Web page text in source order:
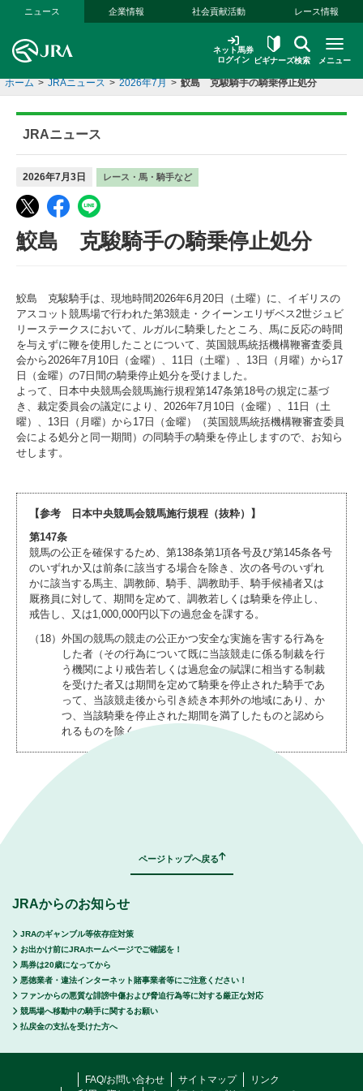
本文へ移動する
ニュース 企業情報 社会貢献活動 レース情報
ネット馬券
ログイン
ビギナーズ検索 メニュー
ホーム > JRAニュース > 2026年7月 > 鮫島 克駿騎手の騎乗停止処分
JRAニュース
2026年7月3日 レース・馬・騎手など
鮫島 克駿騎手の騎乗停止処分
鮫島 克駿騎手は、現地時間2026年6月20日（土曜）に、イギリスの
アスコット競馬場で行われた第3競走・クイーンエリザベス2世ジュビ
リーステークスにおいて、ルガルに騎乗したところ、馬に反応の時間
を与えずに鞭を使用したことについて、英国競馬統括機構鞭審査委員
会から2026年7月10日（金曜）、11日（土曜）、13日（月曜）から17
日（金曜）の7日間の騎乗停止処分を受けました。
よって、日本中央競馬会競馬施行規程第147条第18号の規定に基づ
き、裁定委員会の議定により、2026年7月10日（金曜）、11日（土
曜）、13日（月曜）から17日（金曜）（英国競馬統括機構鞭審査委員
会による処分と同一期間）の同騎手の騎乗を停止しますので、お知ら
せします。
【参考 日本中央競馬会競馬施行規程（抜粋）】
第147条
競馬の公正を確保するため、第138条第1項各号及び第145条各号
のいずれか又は前条に該当する場合を除き、次の各号のいずれ
かに該当する馬主、調教師、騎手、調教助手、騎手候補者又は
厩務員に対して、期間を定めて、調教若しくは騎乗を停止し、
戒告し、又は1,000,000円以下の過怠金を課する。
（18） 外国の競馬の競走の公正かつ安全な実施を害する行為を
した者（その行為について既に当該競走に係る制裁を行
う機関により戒告若しくは過怠金の賦課に相当する制裁
を受けた者又は期間を定めて騎乗を停止された騎手であ
って、当該競走後から引き続き本邦外の地域にあり、か
つ、当該騎乗を停止された期間を満了したものと認めら
れるものを除く。）
ページトップへ戻る
JRAからのお知らせ
JRAのギャンブル等依存症対策
お出かけ前にJRAホームページでご確認を！
馬券は20歳になってから
悪徳業者・違法インターネット賭事業者等にご注意ください！
ファンからの悪質な誹謗中傷および脅迫行為等に対する厳正な対応
競馬場へ移動中の騎手に関するお願い
払戻金の支払を受けた方へ
FAQ/お問い合わせ サイトマップ
リンク